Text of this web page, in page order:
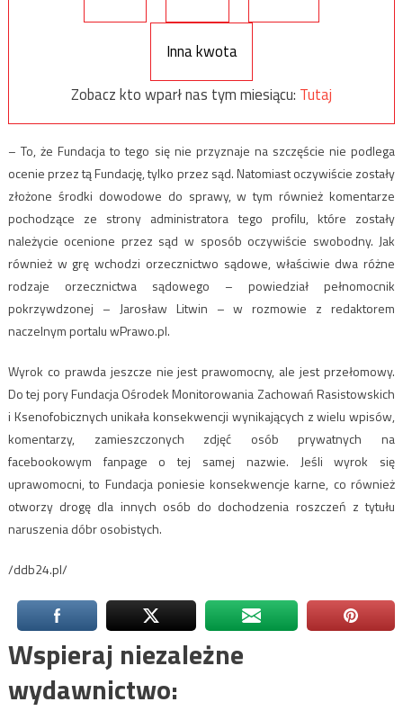
Inna kwota
Zobacz kto wparł nas tym miesiącu: Tutaj
– To, że Fundacja to tego się nie przyznaje na szczęście nie podlega
ocenie przez tą Fundację, tylko przez sąd. Natomiast oczywiście zostały
złożone środki dowodowe do sprawy, w tym również komentarze
pochodzące ze strony administratora tego profilu, które zostały
należycie ocenione przez sąd w sposób oczywiście swobodny. Jak
również w grę wchodzi orzecznictwo sądowe, właściwie dwa różne
rodzaje orzecznictwa sądowego – powiedział pełnomocnik
pokrzywdzonej – Jarosław Litwin – w rozmowie z redaktorem
naczelnym portalu wPrawo.pl.
Wyrok co prawda jeszcze nie jest prawomocny, ale jest przełomowy.
Do tej pory Fundacja Ośrodek Monitorowania Zachowań Rasistowskich
i Ksenofobicznych unikała konsekwencji wynikających z wielu wpisów,
komentarzy, zamieszczonych zdjęć osób prywatnych na
facebookowym fanpage o tej samej nazwie. Jeśli wyrok się
uprawomocni, to Fundacja poniesie konsekwencje karne, co również
otworzy drogę dla innych osób do dochodzenia roszczeń z tytułu
naruszenia dóbr osobistych.
/ddb24.pl/
Wspieraj niezależne
wydawnictwo: